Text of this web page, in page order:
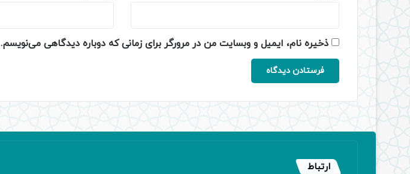
ذخیره نام، ایمیل و وبسایت من در مرورگر برای زمانی که دوباره دیدگاهی می‌نویسم.
ارتباط